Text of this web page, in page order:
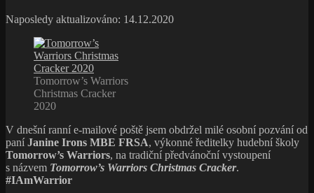
Naposledy aktualizováno: 14.12.2020
Tomorrow’s Warriors
Christmas Cracker
2020
V dnešní ranní e-mailové poště jsem obdržel milé osobní pozvání od
paní Janine Irons MBE FRSA, výkonné ředitelky hudební školy
Tomorrow’s Warriors, na tradiční předvánoční vystoupení
s názvem Tomorrow’s Warriors Christmas Cracker.
#IAmWarrior